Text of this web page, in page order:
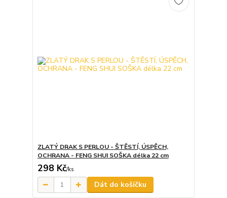
ZLATÝ DRAK S PERLOU - ŠTĚSTÍ, ÚSPĚCH,
OCHRANA - FENG SHUI SOŠKA délka 22 cm
298 Kč/ks
Dát do košíčku